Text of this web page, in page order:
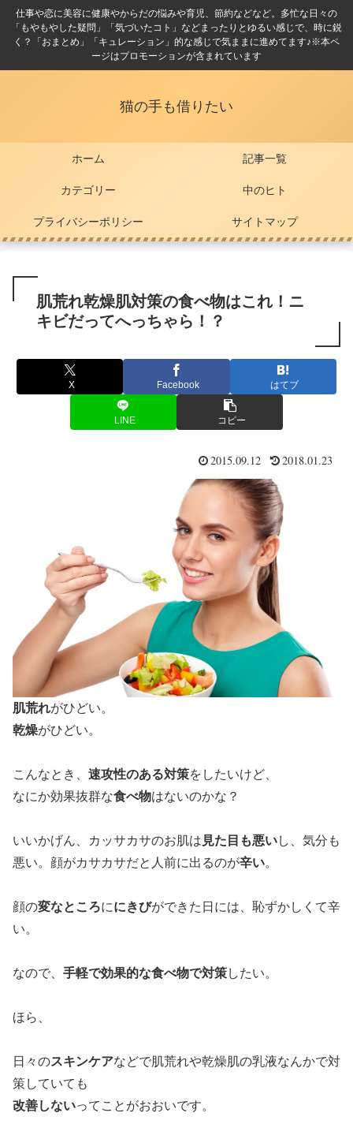
仕事や恋に美容に健康やからだの悩みや育児、節約などなど。多忙な日々の
「もやもやした疑問」「気づいたコト」などまったりとゆるい感じで、時に鋭
く？「おまとめ」「キュレーション」的な感じで気ままに進めてます♪※本ペ
ージはプロモーションが含まれています
猫の手も借りたい
ホーム 記事一覧
カテゴリー 中のヒト
プライバシーポリシー サイトマップ
肌荒れ乾燥肌対策の食べ物はこれ！ニ
キビだってへっちゃら！？
X Facebook はてブ
LINE コピー
2015.09.12 2018.01.23
肌荒れがひどい。
乾燥がひどい。
こんなとき、 速攻性のある対策をしたいけど、
なにか効果抜群な食べ物はないのかな？
いいかげん、カッサカサのお肌は 見た目も悪いし、気分も
悪い。顔がカサカサだと人前に出るのが辛い。
顔の変なところににきびができた日には、恥ずかしくて辛
い。
なので、 手軽で効果的な食べ物で対策したい。
ほら、
日々のスキンケアなどで肌荒れや乾燥肌の乳液なんかで対
策していても
改善しないってことがおおいです。